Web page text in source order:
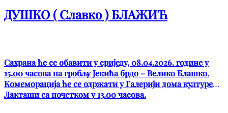
ДУШКО ( Славко ) БЛАЖИЋ
Сахрана ће се обавити у сриједу, 08.04.2026. године у
15.00 часова на гробљу Јекића брдо – Велико Блашко.
Комеморација ће се одржати у Галерији дома културе
Лакташи са почетком у 13.00 часова.